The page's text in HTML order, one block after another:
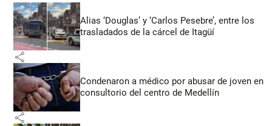
Alias ‘Douglas’ y ‘Carlos Pesebre’, entre los
trasladados de la cárcel de Itagüí
share
Condenaron a médico por abusar de joven en
consultorio del centro de Medellín
share